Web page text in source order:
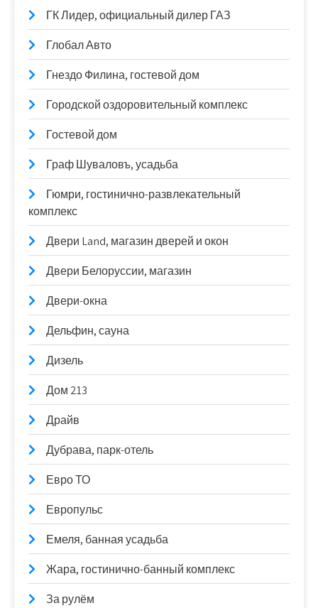
ГК Лидер, официальный дилер ГАЗ
Глобал Авто
Гнездо Филина, гостевой дом
Городской оздоровительный комплекс
Гостевой дом
Граф Шуваловъ, усадьба
Гюмри, гостинично-развлекательный
комплекс
Двери Land, магазин дверей и окон
Двери Белоруссии, магазин
Двери-окна
Дельфин, сауна
Дизель
Дом 213
Драйв
Дубрава, парк-отель
Евро ТО
Европульс
Емеля, банная усадьба
Жара, гостинично-банный комплекс
За рулём